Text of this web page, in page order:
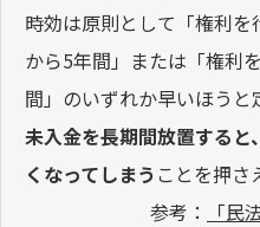
時効は原則として「権利
から5年間」または「権利
間」のいずれか早いほうと
未入金を長期間放置する
くなってしまう ことを押さ
参考：
「